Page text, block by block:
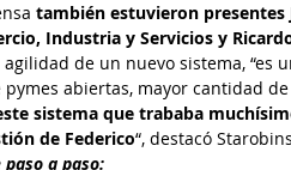
también estuvieron presentes
Industria y Servicios y
de un nuevo sistema, “es
abiertas, mayor cantidad
sistema que trababa
de Federico“, destacó
a paso: